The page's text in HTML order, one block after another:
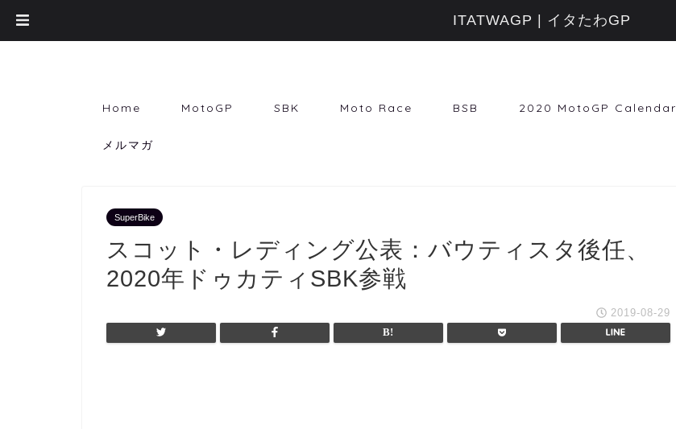
Home MotoGP SBK Moto Race BSB 2020 MotoGP Calendar
メルマガ
SuperBike
スコット・レディング公表：バウティスタ後任、
2020年ドゥカティSBK参戦
2019-08-29
ITATWAGP | イタたわGP